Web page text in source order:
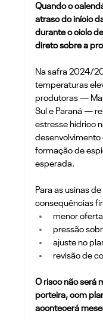
Quando o
atraso do início
durante o ciclo
direto sobre a
Na safra 2024/
temperaturas
produtoras —
Sul e Paraná —
estresse hídrico
formação de
esperada.
Para as usinas
consequências
menor
pressão
ajuste no
revisão de
O risco não será
porteira, com
acontecerá